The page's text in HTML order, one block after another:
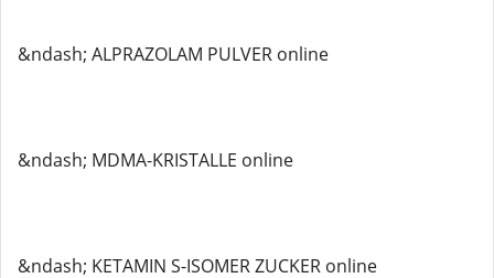
&ndash; ALPRAZOLAM PULVER online
&ndash; MDMA-KRISTALLE online
&ndash; KETAMIN S-ISOMER ZUCKER online